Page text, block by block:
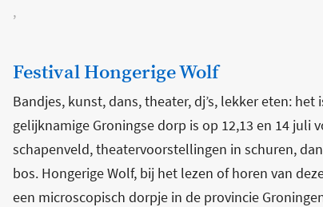
,
Festival Hongerige Wolf
Bandjes, kunst, dans, theater, dj’s, lekker eten:
gelijknamige Groningse dorp is op 12,13 en 14
schapenveld, theatervoorstellingen in schuren,
bos. Hongerige Wolf, bij het lezen of horen van
een microscopisch dorpje in de provincie